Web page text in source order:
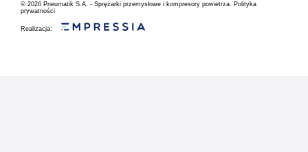
© 2026 Pneumatik S.A. - Sprężarki przemysłowe i kompresory powietrza. Polityka
prywatności
Realizacja: